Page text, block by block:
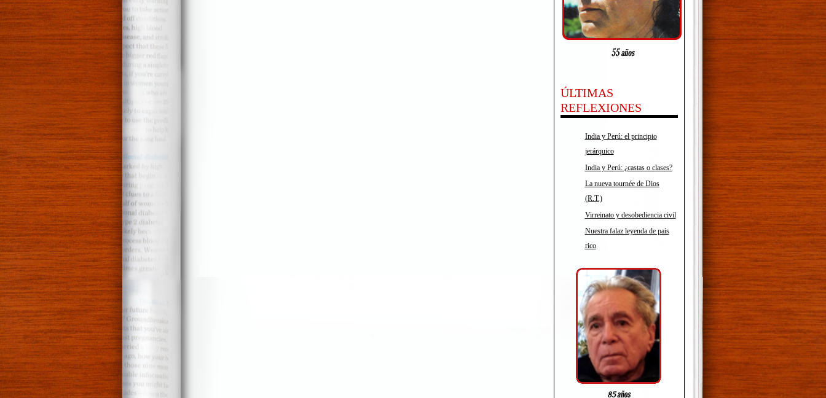
ÚLTIMAS
REFLEXIONES
India y Perú: el principio
jerárquico
India y Perú: ¿castas o clases?
La nueva tournée de Dios
(R.T.)
Virreinato y desobediencia civil
Nuestra falaz leyenda de país
rico